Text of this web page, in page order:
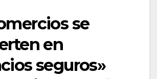
se
en
seguros»